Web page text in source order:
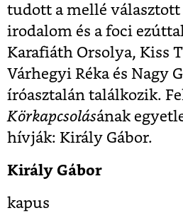
tudott a mellé
irodalom és a foci
Karafiáth Orsolya, Kiss
Várhegyi Réka és Nagy
íróasztalán találkozik.
Körkapcsolásának
hívják: Király Gábor.
Király Gábor
kapus